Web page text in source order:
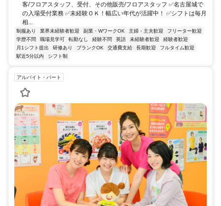
客/フロアスタッフ、受付、その他販売/フロアスタッフ ✅名古屋城で
の入場受付業務 ✅未経験ＯＫ！幅広い年代が活躍中！ ✅シフトは毎月
相...
制服あり 業界未経験者歓迎 副業・WワークOK 主婦・主夫歓迎
フリーター歓迎
学歴不問
職場見学可 転勤なし 経験不問 英語 未経験者歓迎
経験者歓迎
月1シフト提出
研修あり ブランクOK 交通費支給 長期歓迎
フルタイム歓迎
駅近5分以内
シフト制
アルバイト・パート